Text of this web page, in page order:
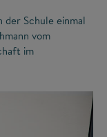
der Schule einmal
vom
im